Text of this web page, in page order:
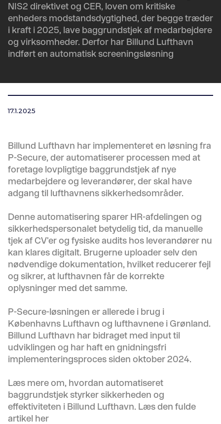
NIS2 direktivet og CER, loven om kritiske
enheders modstandsdygtighed, der begge træder
i kraft i 2025, lave baggrundstjek af medarbejdere
og virksomheder. Derfor har Billund Lufthavn
indført en automatisk screeningsløsning
17.1.2025
Billund Lufthavn har implementeret en løsning fra
P-Secure, der automatiserer processen med at
foretage lovpligtige baggrundstjek af nye
medarbejdere og leverandører, der skal have
adgang til lufthavnens sikkerhedsområder.
Denne automatisering sparer HR-afdelingen og
sikkerhedspersonalet betydelig tid, da manuelle
tjek af CV'er og fysiske audits hos leverandører nu
kan klares digitalt. Brugerne uploader selv den
nødvendige dokumentation, hvilket reducerer fejl
og sikrer, at lufthavnen får de korrekte
oplysninger med det samme.
P-Secure-løsningen er allerede i brug i
Københavns Lufthavn og lufthavnene i Grønland.
Billund Lufthavn har bidraget med input til
udviklingen og har haft en gnidningsfri
implementeringsproces siden oktober 2024.
Læs mere om, hvordan automatiseret
baggrundstjek styrker sikkerheden og
effektiviteten i Billund Lufthavn. Læs den fulde
artikel her